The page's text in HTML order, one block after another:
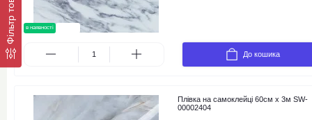
в наявності
До кошика
Плівка на самоклейці 60см х 3м SW-
00002404